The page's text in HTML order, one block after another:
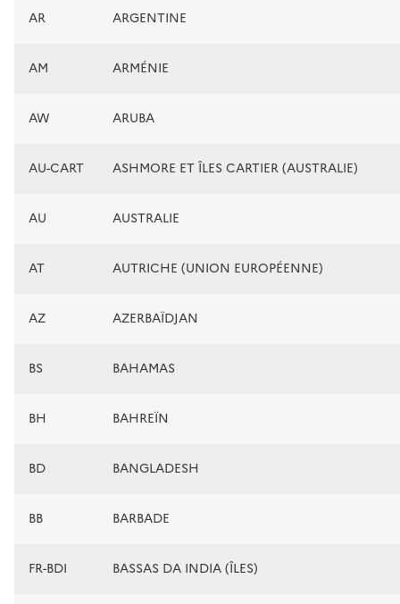
AR ARGENTINE
AM ARMÉNIE
AW ARUBA
AU-CART ASHMORE ET ÎLES CARTIER (AUSTRALIE)
AU AUSTRALIE
AT AUTRICHE (UNION EUROPÉENNE)
AZ AZERBAÏDJAN
BS BAHAMAS
BH BAHREÏN
BD BANGLADESH
BB BARBADE
FR-BDI BASSAS DA INDIA (ÎLES)